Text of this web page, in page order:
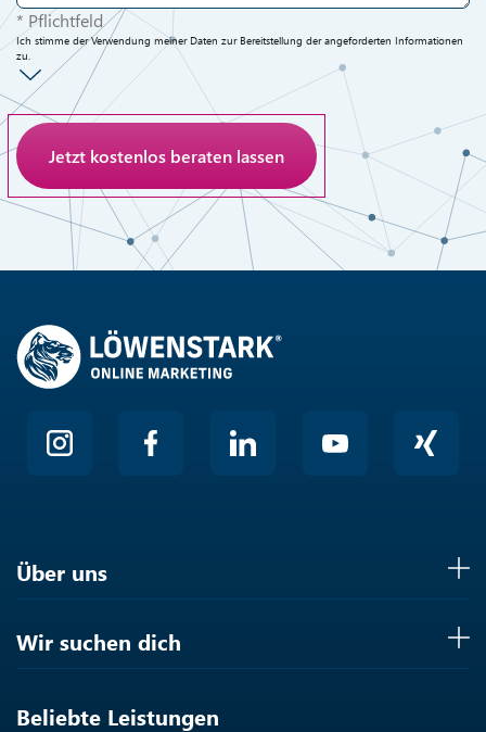
* Pflichtfeld
Ich stimme der Verwendung meiner Daten zur Bereitstellung der angeforderten Informationen
zu.
Anti-Roboter-Verifizierung
Hier klicken
Über uns
Wir suchen dich
Beliebte Leistungen